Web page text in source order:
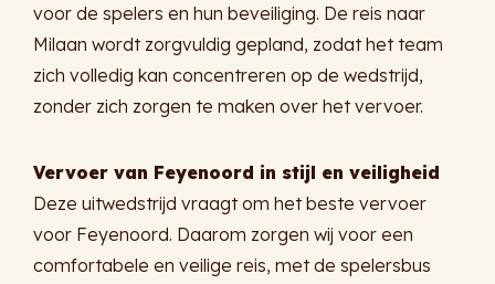
voor de spelers en hun beveiliging. De reis naar
Milaan wordt zorgvuldig gepland, zodat het team
zich volledig kan concentreren op de wedstrijd,
zonder zich zorgen te maken over het vervoer.
Vervoer van Feyenoord in stijl en veiligheid
Deze uitwedstrijd vraagt om het beste vervoer
voor Feyenoord. Daarom zorgen wij voor een
comfortabele en veilige reis, met de spelersbus